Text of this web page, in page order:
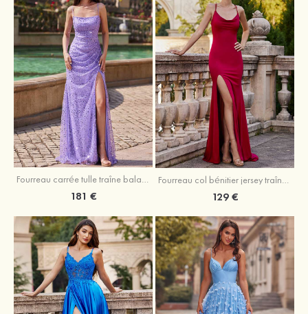
Fourreau carrée tulle traîne balayage robe de bal
181 €
Fourreau col bénitier jersey traîne balayage robe de bal
129 €